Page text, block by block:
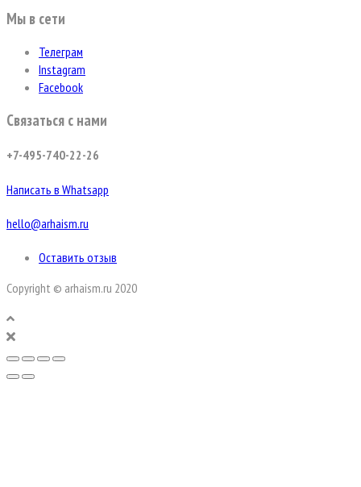
Мы в сети
Телеграм
Instagram
Facebook
Связаться с нами
+7-495-740-22-26
Написать в Whatsapp
hello@arhaism.ru
Оставить отзыв
Copyright © arhaism.ru 2020